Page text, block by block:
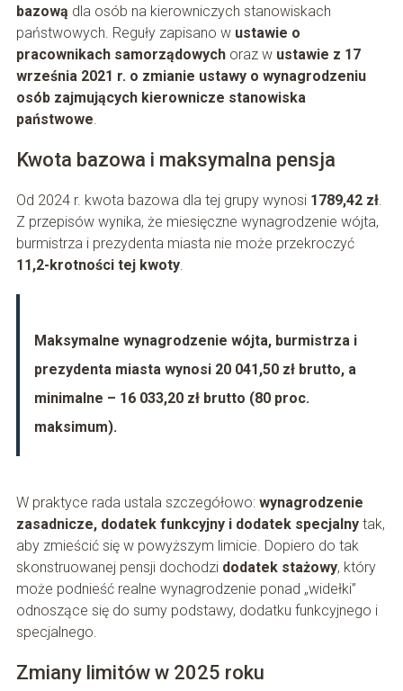
bazową dla osób na kierowniczych stanowiskach
państwowych. Reguły zapisano w ustawie o
pracownikach samorządowychoraz w ustawie z 17
września 2021 r. o zmianie ustawy o wynagrodzeniu
osób zajmujących kierownicze stanowiska
państwowe.
Kwota bazowa i maksymalna pensja
Od 2024 r. kwota bazowa dla tej grupy wynosi 1789,42 zł.
Z przepisów wynika, że miesięczne wynagrodzenie wójta,
burmistrza i prezydenta miasta nie może przekroczyć
11,2-krotności tej kwoty.
Maksymalne wynagrodzenie wójta, burmistrza i
prezydenta miasta wynosi 20 041,50 zł brutto, a
minimalne – 16 033,20 zł brutto (80 proc.
maksimum).
W praktyce rada ustala szczegółowo: wynagrodzenie
zasadnicze, dodatek funkcyjny i dodatek specjalnytak,
aby zmieścić się w powyższym limicie. Dopiero do tak
skonstruowanej pensji dochodzi dodatek stażowy, który
może podnieść realne wynagrodzenie ponad „widełki”
odnoszące się do sumy podstawy, dodatku funkcyjnego i
specjalnego.
Zmiany limitów w 2025 roku